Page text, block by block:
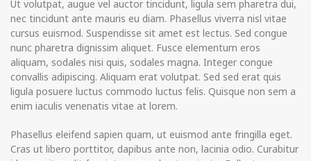
Ut volutpat, augue vel auctor tincidunt, ligula sem pharetra dui,
nec tincidunt ante mauris eu diam. Phasellus viverra nisl vitae
cursus euismod. Suspendisse sit amet est lectus. Sed congue
nunc pharetra dignissim aliquet. Fusce elementum eros
aliquam, sodales nisi quis, sodales magna. Integer congue
convallis adipiscing. Aliquam erat volutpat. Sed sed erat quis
ligula posuere luctus commodo luctus felis. Quisque non sem a
enim iaculis venenatis vitae at lorem.
Phasellus eleifend sapien quam, ut euismod ante fringilla eget.
Cras ut libero porttitor, dapibus ante non, lacinia odio. Curabitur